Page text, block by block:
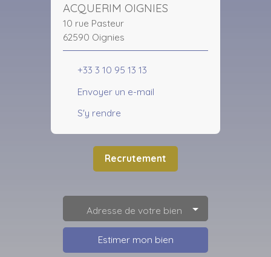
ACQUERIM OIGNIES
10 rue Pasteur
62590 Oignies
+33 3 10 95 13 13
Envoyer un e-mail
S'y rendre
Recrutement
Adresse de votre bien
Estimer mon bien